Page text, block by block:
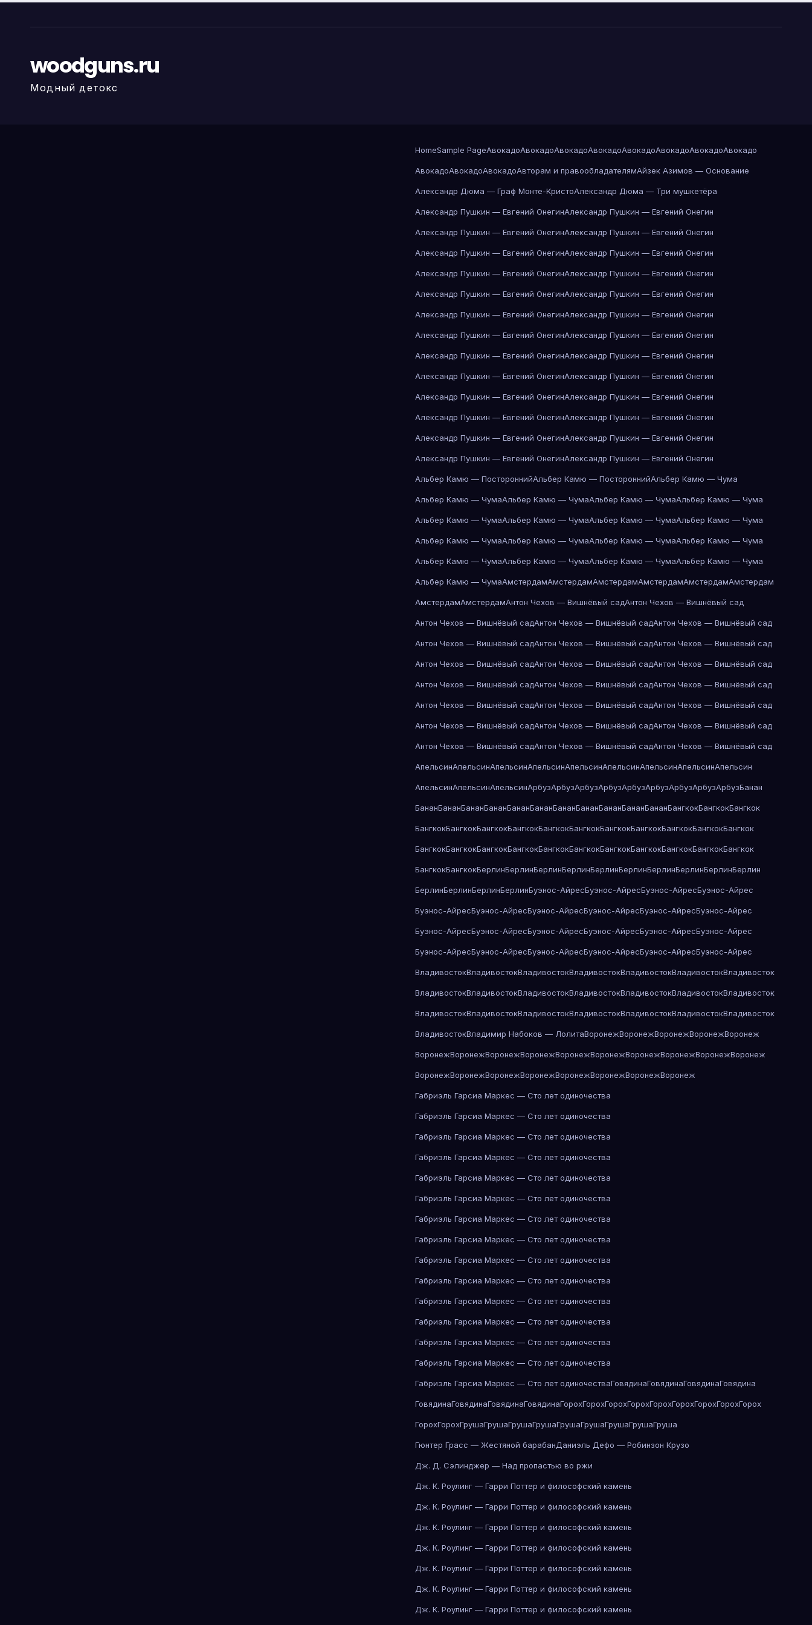
woodguns.ru
Модный детокс
HomeSample PageАвокадоАвокадоАвокадоАвокадоАвокадоАвокадоАвокадоАвокадо
АвокадоАвокадоАвокадоАвторам и правообладателямАйзек Азимов — Основание
Александр Дюма — Граф Монте-КристоАлександр Дюма — Три мушкетёра
Александр Пушкин — Евгений ОнегинАлександр Пушкин — Евгений Онегин
Александр Пушкин — Евгений ОнегинАлександр Пушкин — Евгений Онегин
Александр Пушкин — Евгений ОнегинАлександр Пушкин — Евгений Онегин
Александр Пушкин — Евгений ОнегинАлександр Пушкин — Евгений Онегин
Александр Пушкин — Евгений ОнегинАлександр Пушкин — Евгений Онегин
Александр Пушкин — Евгений ОнегинАлександр Пушкин — Евгений Онегин
Александр Пушкин — Евгений ОнегинАлександр Пушкин — Евгений Онегин
Александр Пушкин — Евгений ОнегинАлександр Пушкин — Евгений Онегин
Александр Пушкин — Евгений ОнегинАлександр Пушкин — Евгений Онегин
Александр Пушкин — Евгений ОнегинАлександр Пушкин — Евгений Онегин
Александр Пушкин — Евгений ОнегинАлександр Пушкин — Евгений Онегин
Александр Пушкин — Евгений ОнегинАлександр Пушкин — Евгений Онегин
Александр Пушкин — Евгений ОнегинАлександр Пушкин — Евгений Онегин
Альбер Камю — ПостороннийАльбер Камю — ПостороннийАльбер Камю — Чума
Альбер Камю — ЧумаАльбер Камю — ЧумаАльбер Камю — ЧумаАльбер Камю — Чума
Альбер Камю — ЧумаАльбер Камю — ЧумаАльбер Камю — ЧумаАльбер Камю — Чума
Альбер Камю — ЧумаАльбер Камю — ЧумаАльбер Камю — ЧумаАльбер Камю — Чума
Альбер Камю — ЧумаАльбер Камю — ЧумаАльбер Камю — ЧумаАльбер Камю — Чума
Альбер Камю — ЧумаАмстердамАмстердамАмстердамАмстердамАмстердамАмстердам
АмстердамАмстердамАнтон Чехов — Вишнёвый садАнтон Чехов — Вишнёвый сад
Антон Чехов — Вишнёвый садАнтон Чехов — Вишнёвый садАнтон Чехов — Вишнёвый сад
Антон Чехов — Вишнёвый садАнтон Чехов — Вишнёвый садАнтон Чехов — Вишнёвый сад
Антон Чехов — Вишнёвый садАнтон Чехов — Вишнёвый садАнтон Чехов — Вишнёвый сад
Антон Чехов — Вишнёвый садАнтон Чехов — Вишнёвый садАнтон Чехов — Вишнёвый сад
Антон Чехов — Вишнёвый садАнтон Чехов — Вишнёвый садАнтон Чехов — Вишнёвый сад
Антон Чехов — Вишнёвый садАнтон Чехов — Вишнёвый садАнтон Чехов — Вишнёвый сад
Антон Чехов — Вишнёвый садАнтон Чехов — Вишнёвый садАнтон Чехов — Вишнёвый сад
АпельсинАпельсинАпельсинАпельсинАпельсинАпельсинАпельсинАпельсинАпельсин
АпельсинАпельсинАпельсинАрбузАрбузАрбузАрбузАрбузАрбузАрбузАрбузАрбузБанан
БананБананБананБананБананБананБананБананБананБананБананБангкокБангкокБангкок
БангкокБангкокБангкокБангкокБангкокБангкокБангкокБангкокБангкокБангкокБангкок
БангкокБангкокБангкокБангкокБангкокБангкокБангкокБангкокБангкокБангкокБангкок
БангкокБангкокБерлинБерлинБерлинБерлинБерлинБерлинБерлинБерлинБерлинБерлин
БерлинБерлинБерлинБерлинБуэнос-АйресБуэнос-АйресБуэнос-АйресБуэнос-Айрес
Буэнос-АйресБуэнос-АйресБуэнос-АйресБуэнос-АйресБуэнос-АйресБуэнос-Айрес
Буэнос-АйресБуэнос-АйресБуэнос-АйресБуэнос-АйресБуэнос-АйресБуэнос-Айрес
Буэнос-АйресБуэнос-АйресБуэнос-АйресБуэнос-АйресБуэнос-АйресБуэнос-Айрес
ВладивостокВладивостокВладивостокВладивостокВладивостокВладивостокВладивосток
ВладивостокВладивостокВладивостокВладивостокВладивостокВладивостокВладивосток
ВладивостокВладивостокВладивостокВладивостокВладивостокВладивостокВладивосток
ВладивостокВладимир Набоков — ЛолитаВоронежВоронежВоронежВоронежВоронеж
ВоронежВоронежВоронежВоронежВоронежВоронежВоронежВоронежВоронежВоронеж
ВоронежВоронежВоронежВоронежВоронежВоронежВоронежВоронеж
Габриэль Гарсиа Маркес — Сто лет одиночества
Габриэль Гарсиа Маркес — Сто лет одиночества
Габриэль Гарсиа Маркес — Сто лет одиночества
Габриэль Гарсиа Маркес — Сто лет одиночества
Габриэль Гарсиа Маркес — Сто лет одиночества
Габриэль Гарсиа Маркес — Сто лет одиночества
Габриэль Гарсиа Маркес — Сто лет одиночества
Габриэль Гарсиа Маркес — Сто лет одиночества
Габриэль Гарсиа Маркес — Сто лет одиночества
Габриэль Гарсиа Маркес — Сто лет одиночества
Габриэль Гарсиа Маркес — Сто лет одиночества
Габриэль Гарсиа Маркес — Сто лет одиночества
Габриэль Гарсиа Маркес — Сто лет одиночества
Габриэль Гарсиа Маркес — Сто лет одиночества
Габриэль Гарсиа Маркес — Сто лет одиночестваГовядинаГовядинаГовядинаГовядина
ГовядинаГовядинаГовядинаГовядинаГорохГорохГорохГорохГорохГорохГорохГорохГорох
ГорохГорохГрушаГрушаГрушаГрушаГрушаГрушаГрушаГрушаГруша
Гюнтер Грасс — Жестяной барабанДаниэль Дефо — Робинзон Крузо
Дж. Д. Сэлинджер — Над пропастью во ржи
Дж. К. Роулинг — Гарри Поттер и философский камень
Дж. К. Роулинг — Гарри Поттер и философский камень
Дж. К. Роулинг — Гарри Поттер и философский камень
Дж. К. Роулинг — Гарри Поттер и философский камень
Дж. К. Роулинг — Гарри Поттер и философский камень
Дж. К. Роулинг — Гарри Поттер и философский камень
Дж. К. Роулинг — Гарри Поттер и философский камень